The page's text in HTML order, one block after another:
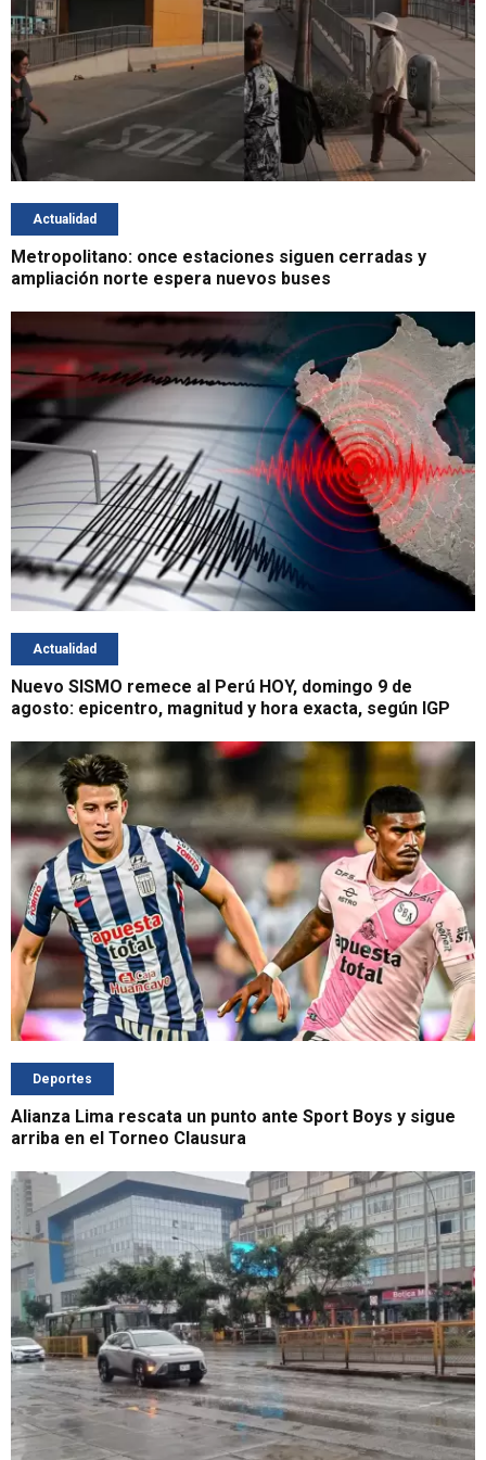
Actualidad
Metropolitano: once estaciones siguen cerradas y
ampliación norte espera nuevos buses
Actualidad
Nuevo SISMO remece al Perú HOY, domingo 9 de
agosto: epicentro, magnitud y hora exacta, según IGP
Deportes
Alianza Lima rescata un punto ante Sport Boys y sigue
arriba en el Torneo Clausura